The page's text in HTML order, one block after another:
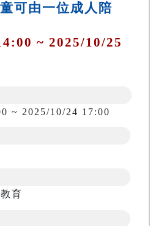
可由一位成人陪
~ 2025/10/25
~ 2025/10/24 17:00
育